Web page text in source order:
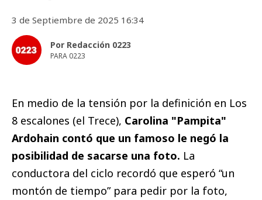
3 de Septiembre de 2025 16:34
Por Redacción 0223
PARA 0223
En medio de la tensión por la definición en Los
8 escalones (el Trece), Carolina "Pampita"
Ardohain contó que un famoso le negó la
posibilidad de sacarse una foto. La
conductora del ciclo recordó que esperó “un
montón de tiempo” para pedir por la foto,